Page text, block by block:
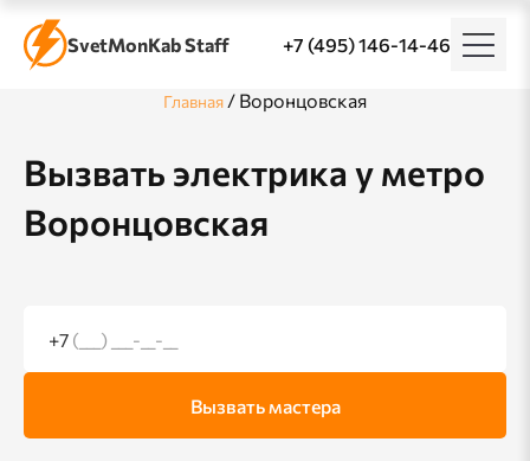
SvetMonKab Staff +7 (495) 146-14-46
Главная / Воронцовская
Вызвать электрика у метро
Воронцовская
+7 (___) ___-__-__
Вызвать мастера